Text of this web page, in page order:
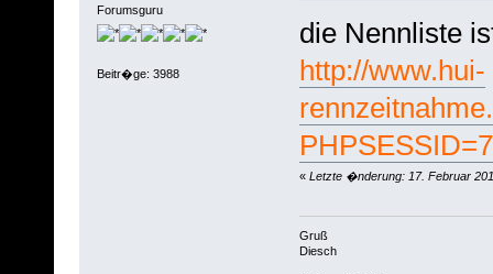
Forumsguru
Beitr�ge: 3988
die Nennliste
http://www.hui-
« Letzte �nderung: 17. Februar
Gruß
Diesch